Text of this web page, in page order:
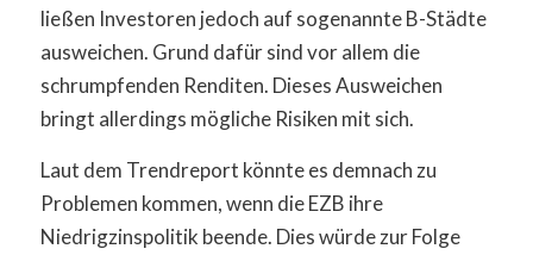
ließen Investoren jedoch auf sogenannte B-Städte
ausweichen. Grund dafür sind vor allem die
schrumpfenden Renditen. Dieses Ausweichen
bringt allerdings mögliche Risiken mit sich.
Laut dem Trendreport könnte es demnach zu
Problemen kommen, wenn die EZB ihre
Niedrigzinspolitik beende. Dies würde zur Folge